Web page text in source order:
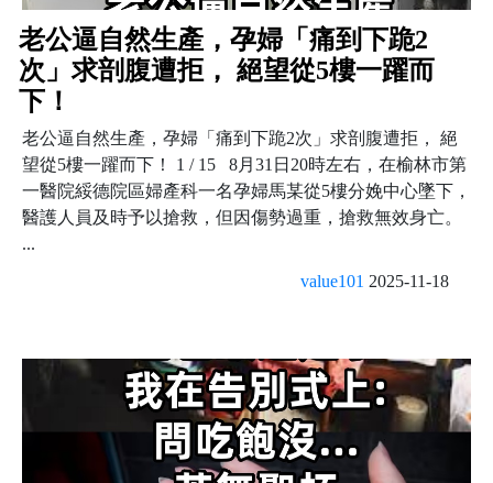
老公逼自然生產，孕婦「痛到下跪2
次」求剖腹遭拒， 絕望從5樓一躍而
下！
老公逼自然生產，孕婦「痛到下跪2次」求剖腹遭拒， 絕
望從5樓一躍而下！ 1 / 15 8月31日20時左右，在榆林市第
一醫院綏德院區婦產科一名孕婦馬某從5樓分娩中心墜下，
醫護人員及時予以搶救，但因傷勢過重，搶救無效身亡。
...
value101 2025-11-18